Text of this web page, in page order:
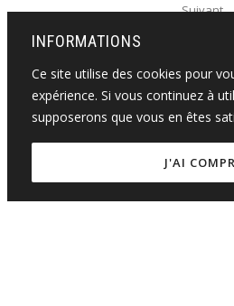
INFORMATIONS
Ce site utilise des cookies pour
expérience. Si vous continuez à
supposerons que vous en êtes
J'AI
Suivant
LES MAÎTRES DE